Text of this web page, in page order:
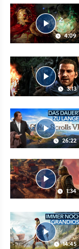
4:09
3:13
26:22
1:34
14:45